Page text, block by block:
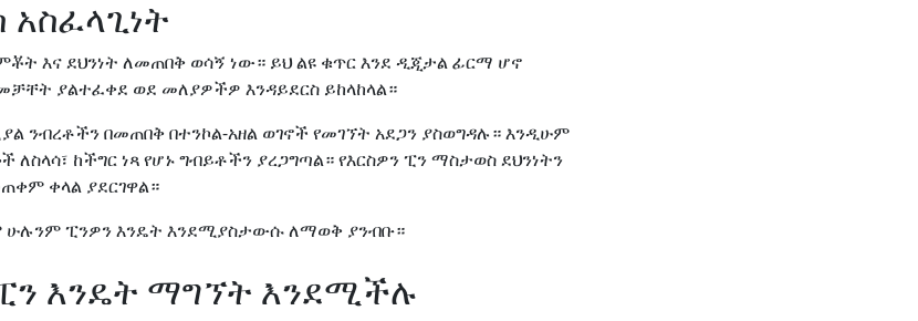
እና ደህንነት ለመጠበቅ ወሳኝ ነው። ይህ ልዩ ቁጥር እንደ ዲጂታል ፊርማ ሆኖ
ያልተፈቀደ ወደ መለያዎችዎ እንዳይደርስ ይከላከላል።
ንብረቶችን በመጠበቅ በተንኮል-አዘል ወገኖች የመገኘት አደጋን ያስወግዳሉ። እንዲሁም
ከችግር ነጻ የሆኑ ግብይቶችን ያረጋግጣል። የእርስዎን ፒን ማስታወስ ደህንነትን
ቀላል ያደርገዋል።
ሁሉንም ፒንዎን እንዴት እንደሚያስታውሱ ለማወቅ ያንብቡ።
ፒን እንዴት ማግኘት እንደሚችሉ